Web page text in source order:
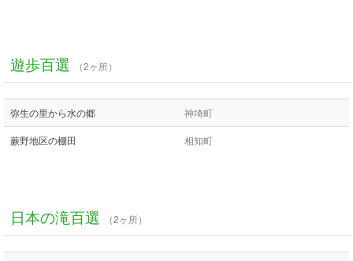
遊歩百選 （2ヶ所）
弥生の里から水の郷 神埼町
蕨野地区の棚田 相知町
日本の滝百選 （2ヶ所）